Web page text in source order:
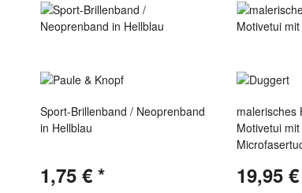
Sport-Brillenband / Neoprenband
in Hellblau
1,75 € *
malerisches
Motivetui
19,95 €